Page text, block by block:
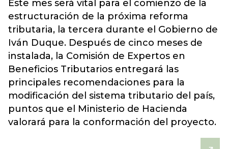
Este mes será vital para el comienzo de la
estructuración de la próxima reforma
tributaria, la tercera durante el Gobierno de
Iván Duque. Después de cinco meses de
instalada, la Comisión de Expertos en
Beneficios Tributarios entregará las
principales recomendaciones para la
modificación del sistema tributario del país,
puntos que el Ministerio de Hacienda
valorará para la conformación del proyecto.